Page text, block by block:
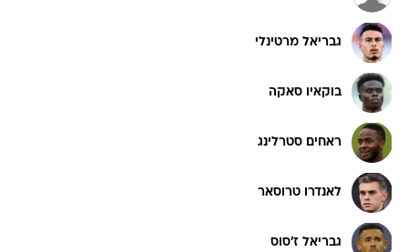
גבריאל מרטינלי
בוקאיו סאקה
ראחים סטרלינג
לאנדרו טרוסאר
גבריאל ז'סוס